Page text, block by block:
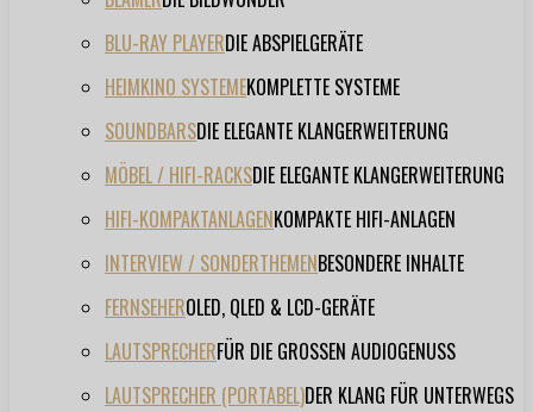
BLU-RAY PLAYERDIE ABSPIELGERÄTE
HEIMKINO SYSTEMEKOMPLETTE SYSTEME
SOUNDBARSDIE ELEGANTE KLANGERWEITERUNG
MÖBEL / HIFI-RACKSDIE ELEGANTE KLANGERWEITERUNG
HIFI-KOMPAKTANLAGENKOMPAKTE HIFI-ANLAGEN
INTERVIEW / SONDERTHEMENBESONDERE INHALTE
FERNSEHEROLED, QLED & LCD-GERÄTE
LAUTSPRECHERFÜR DIE GROSSEN AUDIOGENUSS
LAUTSPRECHER (PORTABEL)DER KLANG FÜR UNTERWEGS